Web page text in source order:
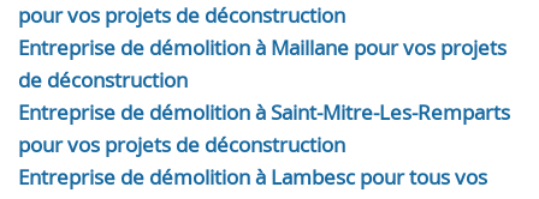
pour vos projets de déconstruction
Entreprise de démolition à Maillane pour vos projets
de déconstruction
Entreprise de démolition à Saint-Mitre-Les-Remparts
pour vos projets de déconstruction
Entreprise de démolition à Lambesc pour tous vos